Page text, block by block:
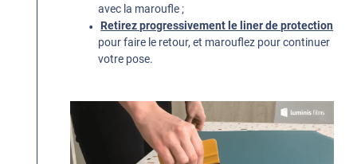
avec la maroufle ;
Retirez progressivement le liner de protection
pour faire le retour, et marouflez pour continuer
votre pose.